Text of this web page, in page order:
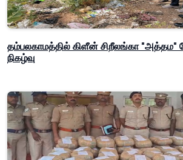
தம்பலகாமத்தில் கிளீன் சிறீலங்கா "அத்தம"
நிகழ்வு